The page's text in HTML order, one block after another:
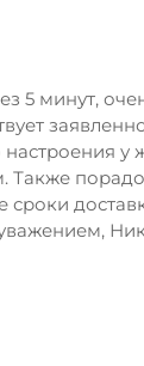
5 минут,
у
сроки